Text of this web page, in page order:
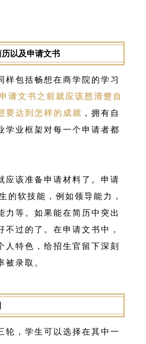
以及申请文书
样包括畅想在商学院的学习
请文书之前就应该想清楚自
要达到怎样的成就 ，拥有自
学业框架对每一个申请者都
应该准备申请材料了。申请
的软技能，例如领导能力，
力等。如果能在简历中突出
过的了。在申请文书中，
人特色，给招生官留下深刻
被录取。
轮，学生可以选择在其中一